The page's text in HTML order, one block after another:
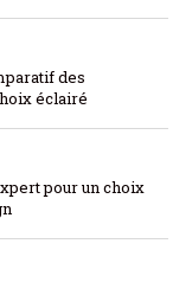
des
éclairé
pour un choix